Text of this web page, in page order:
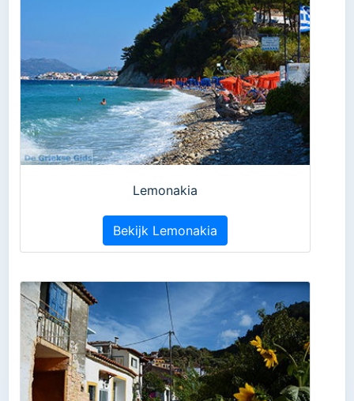
Lemonakia
Bekijk Lemonakia